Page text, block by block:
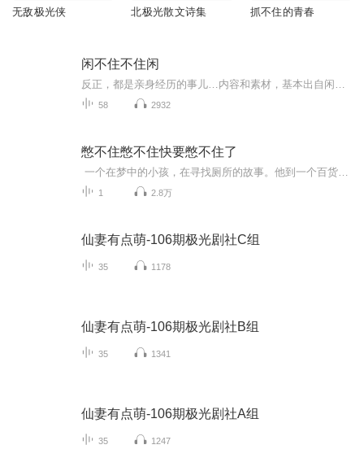
无敌极光侠 北极光散文诗集 抓不住的青春
闲不住不住闲
58 2932
憋不住憋不住快要憋不住了
1 2.8万
仙妻有点萌-106期极光剧社C组
35 1178
仙妻有点萌-106期极光剧社B组
35 1341
仙妻有点萌-106期极光剧社A组
35 1247